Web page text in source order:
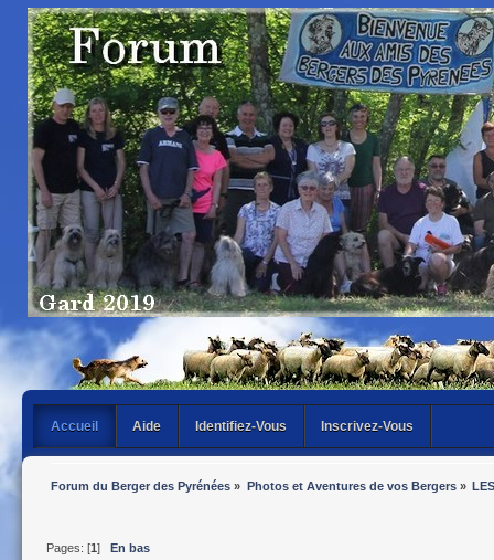
Accueil Aide Identifiez-Vous Inscrivez-Vous
Forum du Berger des Pyrénées » Photos et Aventures de vos Bergers»
Pages: [1] En bas